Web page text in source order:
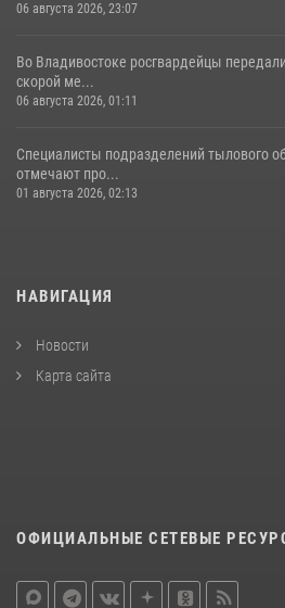
06 августа 2026, 23:07
Во Владивостоке росгвардейцы
скорой ме...
06 августа 2026, 01:11
Специалисты подразделений тылового
отмечают про...
01 августа 2026, 02:13
НАВИГАЦИЯ
Новости
Карта сайта
ОФИЦИАЛЬНЫЕ СЕТЕВЫЕ